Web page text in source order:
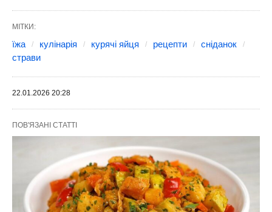
МІТКИ:
їжа кулінарія курячі яйця рецепти
сніданок
страви
22.01.2026 20:28
ПОВ'ЯЗАНІ СТАТТІ